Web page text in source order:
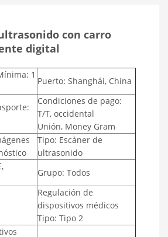
con carro
digital
1
Puerto: Shanghái, China
Condiciones de pago:
T/T, occidental
Unión, Money Gram
Tipo: Escáner de
ultrasonido
Grupo: Todos
Regulación de
dispositivos médicos
Tipo: Tipo 2